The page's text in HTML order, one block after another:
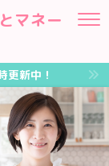
マネー
更新中！